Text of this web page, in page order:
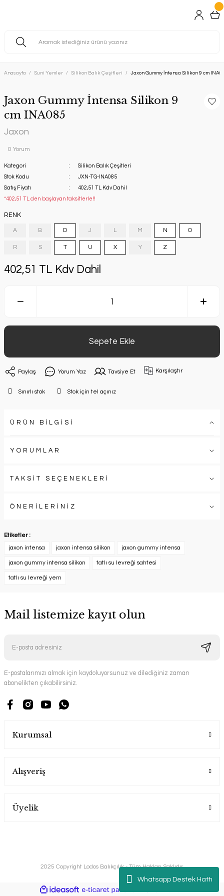
Whatsapp Destek Hattı
Anasayfa Suni Yemler Silikon Balık Çeşitleri Jaxon Gummy İntensa Silikon 9 cm
Jaxon Gummy İntensa Silikon 9
cm INA085
Jaxon
0 Yorum
Kategori
Silikon Balık Çeşitleri
Stok Kodu
JXN-TG-INA085
Satış Fiyatı
402,51 TL Kdv Dahil
*402,51 TL den başlayan taksitlerle!!
RENK
A B D J L M N O
R S T U X Y Z
402,51 TL Kdv Dahil
Sepete Ekle
Paylaş Yorum Yaz Tavsiye Et Karşılaştır
Sınırlı stok Stok için tel açınız
ÜRÜN BİLGİSİ
YORUMLAR
TAKSİT SEÇENEKLERİ
ÖNERİLERİNİZ
Etiketler :
jaxon intensa
jaxon intensa silikon jaxon gummy intensa
jaxon gummy intensa silikon tatlı su levreği sahtesi
tatlı su levreği yem
Mail listemize kayıt olun
E-postalarımızı almak için kaydoluyorsunuz ve dilediğiniz zaman
abonelikten çıkabilirsiniz.
Kurumsal
Alışveriş
Üyelik
2025 Copyright Lodos Balıkçılık - Tüm Hakları Saklıdır.
ideasoft